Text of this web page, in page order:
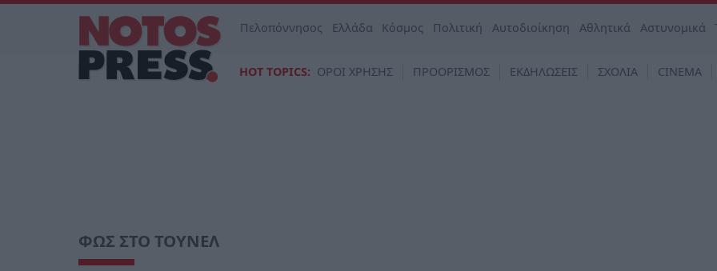
Πελοπόννησος Ελλάδα Κόσμος Πολιτική Αυτοδιοίκηση Αθλητικά Αστυνομικά
HOT TOPICS: ΟΡΟΙ ΧΡΗΣΗΣ ΠΡΟΟΡΙΣΜΟΣ ΕΚΔΗΛΩΣΕΙΣ ΣΧΟΛΙΑ CINEMA
ΦΩΣ ΣΤΟ ΤΟΥΝΕΛ